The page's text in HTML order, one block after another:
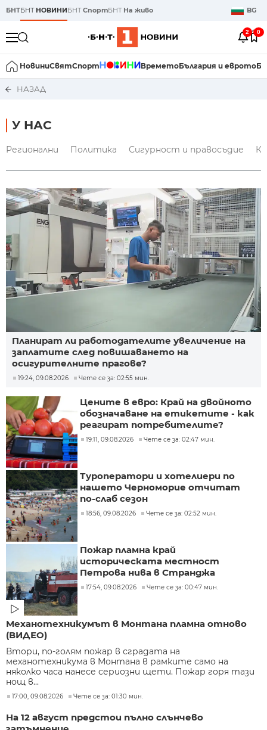
БНТБНТ НОВИНИБНТСпортБНТ На живо BG
2 0
НовиниСвятСпорт ВреметоБългария и еврото
НАЗАД
У НАС
Регионални Политика Сигурност и правосъдие
Планират ли работодателите увеличение на
заплатите след повишаването на
осигурителните прагове?
19:24, 09.08.2026 Чете се за: 02:55 мин.
Цените в евро: Край на двойното
обозначаване на етикетите - как
реагират потребителите?
19:11, 09.08.2026 Чете се за: 02:47 мин.
Туроператори и хотелиери по
нашето Черноморие отчитат
по-слаб сезон
18:56, 09.08.2026 Чете се за: 02:52 мин.
Пожар пламна край
историческата местност
Петрова нива в Странджа
17:54, 09.08.2026 Чете се за: 00:47 мин.
Механотехникумът в Монтана пламна отново
(ВИДЕО)
Втори, по-голям пожар в сградата на
механотехникума в Монтана в рамките само на
няколко часа нанесе сериозни щети. Пожар горя тази
нощ в...
17:00, 09.08.2026 Чете се за: 01:30 мин.
На 12 август предстои пълно слънчево